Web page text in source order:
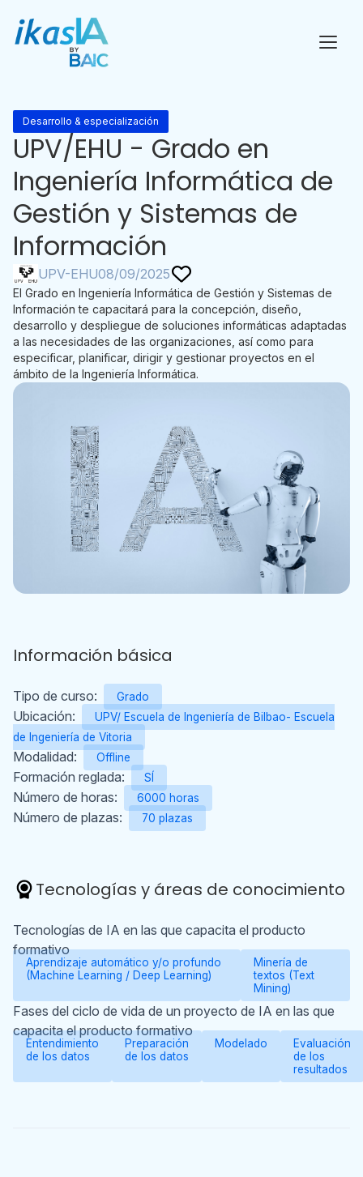
Desarrollo & especialización
UPV/EHU - Grado en
Ingeniería Informática de
Gestión y Sistemas de
Información
UPV-EHU08/09/2025
El Grado en Ingeniería Informática de Gestión y Sistemas de
Información te capacitará para la concepción, diseño,
desarrollo y despliegue de soluciones informáticas adaptadas
a las necesidades de las organizaciones, así como para
especificar, planificar, dirigir y gestionar proyectos en el
ámbito de la Ingeniería Informática.
Información básica
Tipo de curso: Grado
Ubicación:
UPV/ Escuela de Ingeniería de Bilbao- Escuela
de Ingeniería de Vitoria
Modalidad: Offline
Formación reglada: SÍ
Número de horas: 6000 horas
Número de plazas: 70 plazas
Tecnologías y áreas de conocimiento
Tecnologías de IA en las que capacita el producto
formativo
Aprendizaje automático y/o profundo
(Machine Learning / Deep Learning)
Minería de
textos (Text
Mining)
Fases del ciclo de vida de un proyecto de IA en las que
capacita el producto formativo
Entendimiento
de los datos
Preparación
de los datos
Modelado
Evaluación
de los
resultados